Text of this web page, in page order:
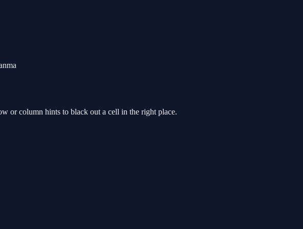
or column hints to black out a cell in the right place.